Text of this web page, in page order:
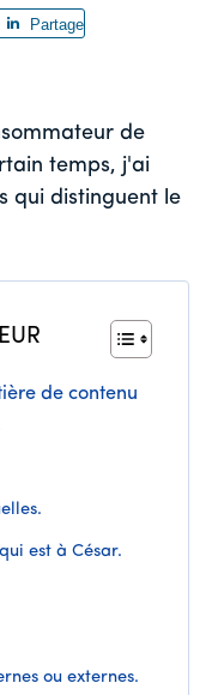
Partage
de
temps, j'ai
qui distinguent le
de contenu
est à César.
ou externes.